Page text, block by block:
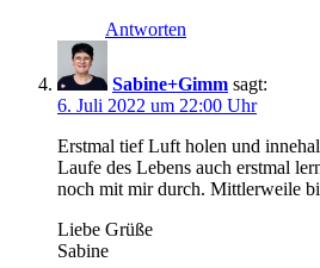
Antworten
Sabine+Gimm sagt:
6. Juli 2022 um 22:00 Uhr
Erstmal tief Luft holen und
Laufe des Lebens auch erstmal
noch mit mir durch. Mittlerweile
Liebe Grüße
Sabine